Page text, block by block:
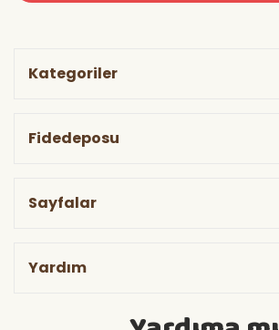
Kategoriler
Fidedeposu
Sayfalar
Yardım